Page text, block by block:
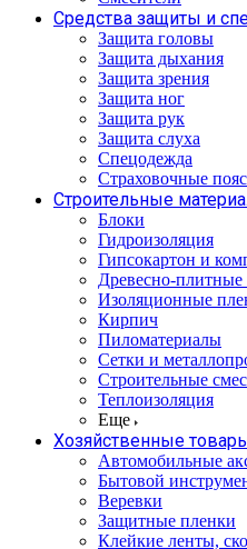
Средства защиты и
Защита головы
Защита дыхания
Защита зрения
Защита ног
Защита рук
Защита слуха
Спецодежда
Страховочные
Строительные
Блоки
Гидроизоляция
Гипсокартон и
Древесно-
Изоляционные
Кирпич
Пиломатериалы
Сетки и
Строительные
Теплоизоляция
Еще
Хозяйственные
Автомобильные
Бытовой
Веревки
Защитные пленки
Клейкие ленты,